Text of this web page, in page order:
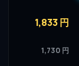
1,833 円
1,730 円